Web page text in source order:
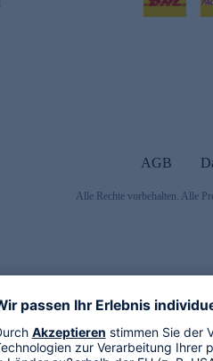
AGB
Alle Rechte vorbehalten. Alle